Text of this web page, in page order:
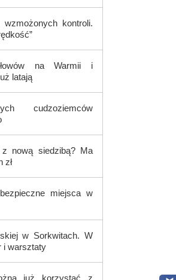
kontroli.
na Warmii i
latają
cudzoziemców
nową siedzibą? Ma
zł
miejsca w
w Sorkwitach. W
i warsztaty
już korzystać z